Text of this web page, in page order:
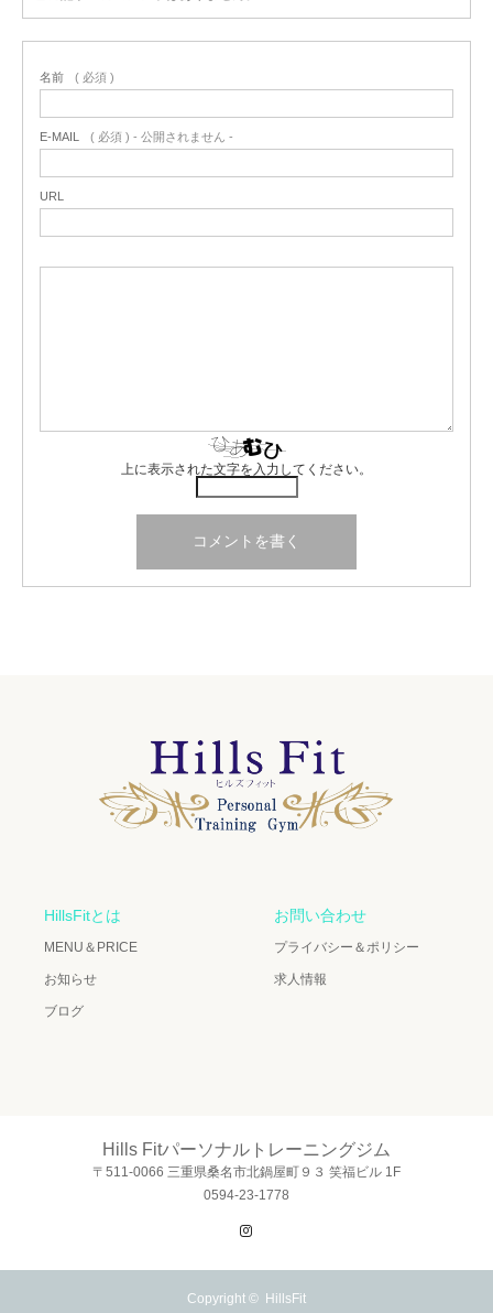
名前 ( 必須 )
E-MAIL ( 必須 ) - 公開されません -
URL
上に表示された文字を入力してください。
HillsFitとは
MENU＆PRICE
お知らせ
ブログ
お問い合わせ
プライバシー＆ポリシー
求人情報
Hills Fitパーソナルトレーニングジム
〒511-0066 三重県桑名市北鍋屋町９３ 笑福ビル 1F
0594-23-1778
Copyright © HillsFit